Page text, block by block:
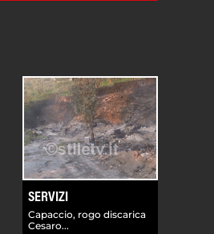
SERVIZI
Capaccio, rogo discarica
Cesaro...